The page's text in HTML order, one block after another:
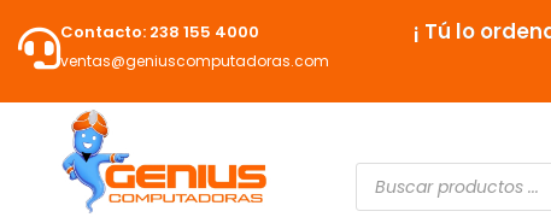
contenido
Contacto: 238 155 4000
ventas@geniuscomputadoras.com
¡ Tú lo
Búsqueda
de
productos